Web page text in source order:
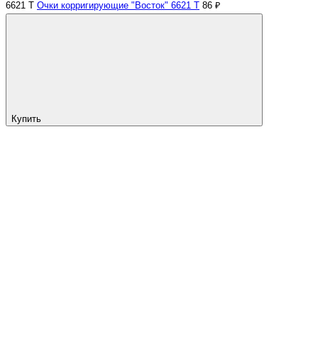
6621 Т Очки корригирующие "Восток" 6621 Т 86 ₽
Купить